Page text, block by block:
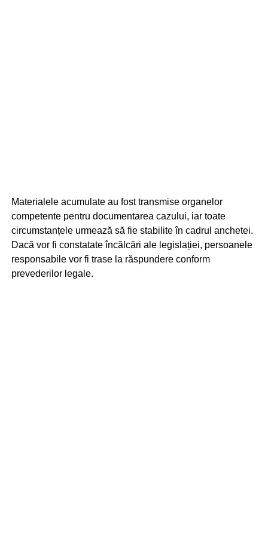
Materialele acumulate au fost transmise organelor
competente pentru documentarea cazului, iar toate
circumstanțele urmează să fie stabilite în cadrul anchetei.
Dacă vor fi constatate încălcări ale legislației, persoanele
responsabile vor fi trase la răspundere conform
prevederilor legale.